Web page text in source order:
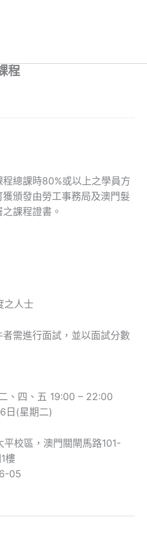
程
程總課時80%或以上之學員方
頒發由勞工事務局及澳門髮
課程證書。
之人士
者需進行面試，並以面試分數
、四、五 19:00 – 22:00
日(星期二)
平校區，澳門關閘馬路101-
樓
05